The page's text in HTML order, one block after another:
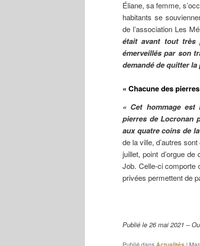
Éliane, sa femme,
habitants se
de l’association Les
était avant tout très
émerveillés par son
demandé de quitter
« Chacune des
« Cet hommage est
pierres de Locronan
aux quatre coins de
de la ville, d’autres
juillet, point d’orgue
Job. Celle-ci comporte
privées permettent de
Publié le 26 mai 2021 –